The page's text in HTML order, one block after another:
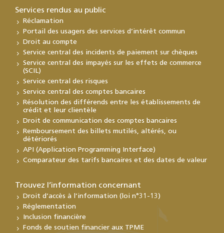
Services rendus au public
Réclamation
Portail des usagers des services d’intérêt commun
Droit au compte
Service central des incidents de paiement sur chèques
Service central des impayés sur les effets de commerce
(SCIL)
Service central des risques
Service central des comptes bancaires
Résolution des différends entre les établissements de
crédit et leur clientèle
Droit de communication des comptes bancaires
Remboursement des billets mutilés, altérés, ou
détériorés
API (Application Programming Interface)
Comparateur des tarifs bancaires et des dates de valeur
Trouvez l’information concernant
Droit d’accès à l’information (loi n°31-13)
Réglementation
Inclusion financière
Fonds de soutien financier aux TPME